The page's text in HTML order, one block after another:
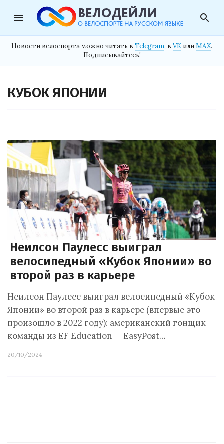
menu search
Новости велоспорта можно читать в Telegram, в VK илиMAX.
Подписывайтесь!
КУБОК ЯПОНИИ
Неилсон Паулесс выиграл
велосипедный «Кубок Японии» во
второй раз в карьере
Неилсон Паулесс выиграл велосипедный «Кубок
Японии» во второй раз в карьере (впервые это
произошло в 2022 году): американский гонщик
команды из EF Education — EasyPost…
20/10/2024